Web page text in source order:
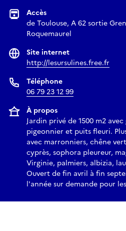
Accès
de Toulouse, A 62 sortie
Roquemaurel
Site internet
http://lesursulines.free.fr
Téléphone
06 79 23 12 99
À propos
Jardin privé de 1500 m2
pigeonnier et puits fleuri.
avec marronniers, chêne
cyprès, sophora pleureur,
Virginie, palmiers, albizia,
Ouvert de fin avril à fin
l'année sur demande pour